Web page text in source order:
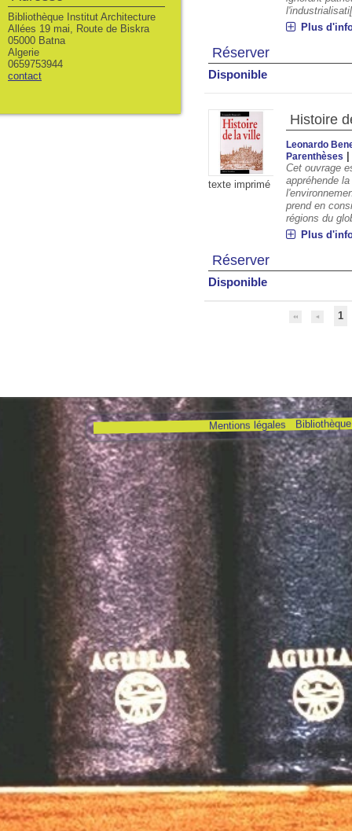
Plus
Réserver
Disponible
texte imprimé
Histoire
Leonardo
Parenthèses
Cet ouvrage
appréhende
prend en
régions du
Plus
Réserver
Disponible
1
Mentions légales
Bibliothèque Institut Architecture
Allées 19 mai, Route de Biskra
05000 Batna
Algerie
0659753944
contact